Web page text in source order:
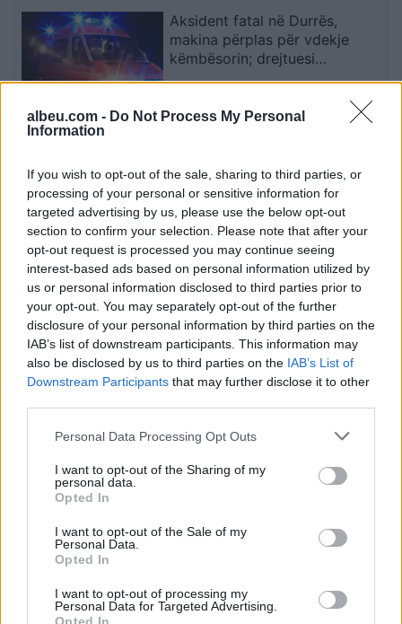
albeu.com - Do Not Process My Personal
Information
If you wish to opt-out of the sale, sharing to third parties, or
processing of your personal or sensitive information for
targeted advertising by us, please use the below opt-out
section to confirm your selection. Please note that after your
opt-out request is processed you may continue seeing
interest-based ads based on personal information utilized by
us or personal information disclosed to third parties prior to
your opt-out. You may separately opt-out of the further
disclosure of your personal information by third parties on the
IAB’s list of downstream participants. This information may
also be disclosed by us to third parties on the IAB’s List of
Downstream Participants that may further disclose it to other
Personal Data Processing Opt Outs
I want to opt-out of the Sharing of my
personal data.
Opted In
I want to opt-out of the Sale of my
Personal Data.
Opted In
I want to opt-out of processing my
Personal Data for Targeted Advertising.
Aksident fatal në Durrës,
makina përplas për vdekje
këmbësorin; drejtuesi
shoqërohet në polici
VIDEO/ Ndërhyrja “horror” e
ndëshkohet me të kuq dhe
gjobë
Esim for Global
Esim for USA Esim for Italy
for Turkey|Esim for Germany|Esim for Greece|